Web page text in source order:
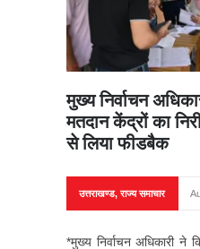
मुख्य निर्वाचन
मतदान केंद्रों का
से लिया फीडबैक
उत्तराखण्ड,राज्य समाचार
*मुख्य निर्वाचन अधिकारी ने